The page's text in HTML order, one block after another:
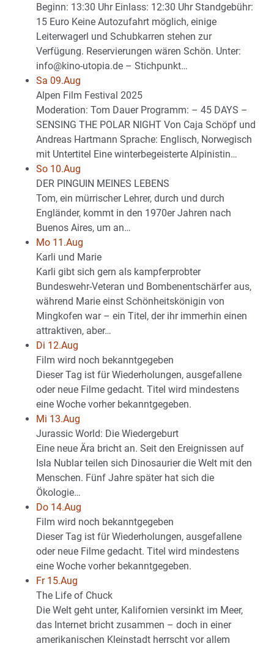
Beginn: 13:30 Uhr Einlass: 12:30 Uhr Standgebühr:
15 Euro Keine Autozufahrt möglich, einige
Leiterwagerl und Schubkarren stehen zur
Verfügung. Reservierungen wären Schön. Unter:
info@kino-utopia.de – Stichpunkt…
Sa 09.Aug
Alpen Film Festival 2025
Moderation: Tom Dauer Programm: – 45 DAYS –
SENSING THE POLAR NIGHT Von Caja Schöpf und
Andreas Hartmann Sprache: Englisch, Norwegisch
mit Untertitel Eine winterbegeisterte Alpinistin…
So 10.Aug
DER PINGUIN MEINES LEBENS
Tom, ein mürrischer Lehrer, durch und durch
Engländer, kommt in den 1970er Jahren nach
Buenos Aires, um an…
Mo 11.Aug
Karli und Marie
Karli gibt sich gern als kampferprobter
Bundeswehr-Veteran und Bombenentschärfer aus,
während Marie einst Schönheitskönigin von
Mingkofen war – ein Titel, der ihr immerhin einen
attraktiven, aber…
Di 12.Aug
Film wird noch bekanntgegeben
Dieser Tag ist für Wiederholungen, ausgefallene
oder neue Filme gedacht. Titel wird mindestens
eine Woche vorher bekanntgegeben.
Mi 13.Aug
Jurassic World: Die Wiedergeburt
Eine neue Ära bricht an. Seit den Ereignissen auf
Isla Nublar teilen sich Dinosaurier die Welt mit den
Menschen. Fünf Jahre später hat sich die
Ökologie…
Do 14.Aug
Film wird noch bekanntgegeben
Dieser Tag ist für Wiederholungen, ausgefallene
oder neue Filme gedacht. Titel wird mindestens
eine Woche vorher bekanntgegeben.
Fr 15.Aug
The Life of Chuck
Die Welt geht unter, Kalifornien versinkt im Meer,
das Internet bricht zusammen – doch in einer
amerikanischen Kleinstadt herrscht vor allem